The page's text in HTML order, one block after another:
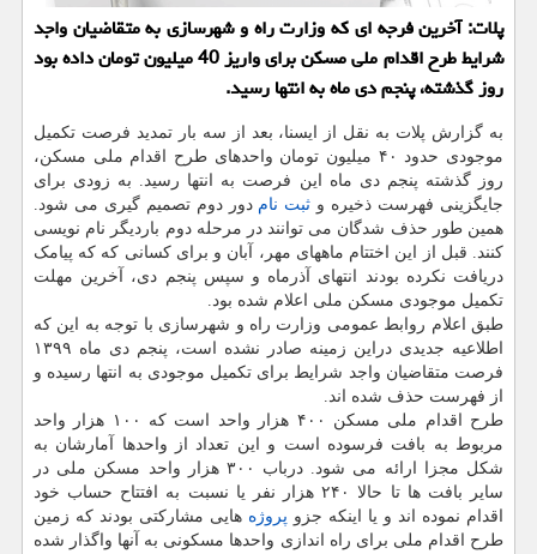
پلات: آخرین فرجه ای که وزارت راه و شهرسازی به متقاضیان واجد
شرایط طرح اقدام ملی مسکن برای واریز 40 میلیون تومان داده بود
روز گذشته، پنجم دی ماه به انتها رسید.
به گزارش پلات به نقل از ایسنا، بعد از سه بار تمدید فرصت تکمیل
موجودی حدود ۴۰ میلیون تومان واحدهای طرح اقدام ملی مسکن،
روز گذشته پنجم دی ماه این فرصت به انتها رسید. به زودی برای
جایگزینی فهرست ذخیره و ثبت نام دور دوم تصمیم گیری می شود.
همین طور حذف شدگان می توانند در مرحله دوم باردیگر نام نویسی
کنند. قبل از این اختتام ماههای مهر، آبان و برای کسانی که که پیامک
دریافت نکرده بودند انتهای آذرماه و سپس پنجم دی، آخرین مهلت
تکمیل موجودی مسکن ملی اعلام شده بود.
طبق اعلام روابط عمومی وزارت راه و شهرسازی با توجه به این که
اطلاعیه جدیدی دراین زمینه صادر نشده است، پنجم دی ماه ۱۳۹۹
فرصت متقاضیان واجد شرایط برای تکمیل موجودی به انتها رسیده و
از فهرست حذف شده اند.
طرح اقدام ملی مسکن ۴۰۰ هزار واحد است که ۱۰۰ هزار واحد
مربوط به بافت فرسوده است و این تعداد از واحدها آمارشان به
شکل مجزا ارائه می شود. درباب ۳۰۰ هزار واحد مسکن ملی در
سایر بافت ها تا حالا ۲۴۰ هزار نفر یا نسبت به افتتاح حساب خود
اقدام نموده اند و یا اینکه جزو پروژه هایی مشارکتی بودند که زمین
طرح اقدام ملی برای راه اندازی واحدها مسکونی به آنها واگذار شده